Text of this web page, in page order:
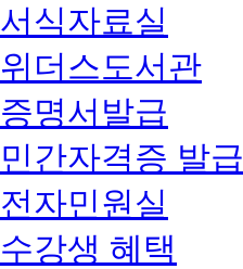
서식자료실
위더스도서관
증명서발급
민간자격증 발급
전자민원실
수강생 혜택